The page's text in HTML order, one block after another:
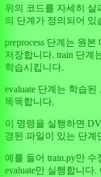
위의 코드를 자세히 살
의 단계가 정의되어 있
preprocess 단계는 원본
저장합니다. train 단계
학습시킵니다.
evaluate 단계는 학습
똑똑합니다.
이 명령을 실행하면
경된 파일이 있는 단계
예를 들어 train.py만 수
evaluate만 실행합니다